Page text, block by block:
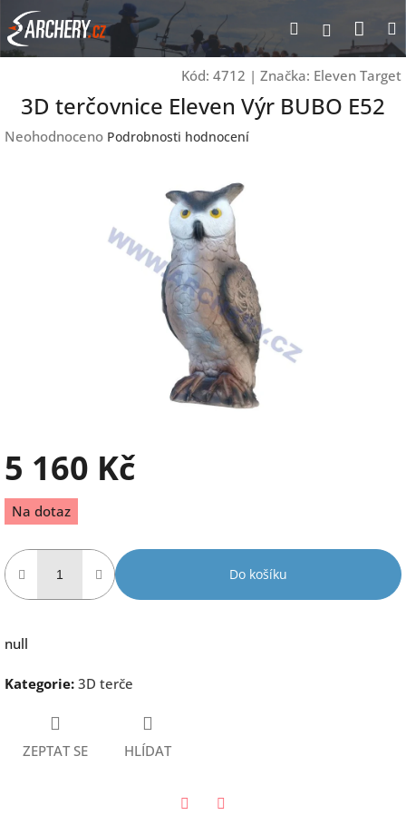
Přejít
na
obsah
Hledat
Kód: 4712 | Značka: Eleven Target
3D terčovnice Eleven Výr BUBO E52
Průměrné
Neohodnoceno Podrobnosti hodnocení
5 160 Kč
Měrná
cena:
Na dotaz
Do košíku
null
Kategorie: 3D terče
ZEPTAT SE HLÍDAT